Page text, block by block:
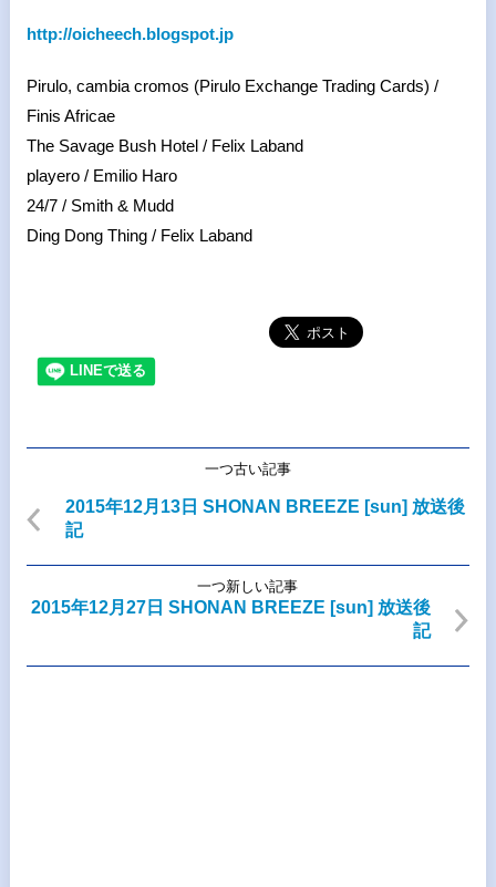
http://oicheech.blogspot.jp
Pirulo, cambia cromos (Pirulo Exchange Trading Cards) /
Finis Africae
The Savage Bush Hotel / Felix Laband
playero / Emilio Haro
24/7 / Smith & Mudd
Ding Dong Thing / Felix Laband
一つ古い記事
2015年12月13日 SHONAN BREEZE [sun] 放送後
記
一つ新しい記事
2015年12月27日 SHONAN BREEZE [sun] 放送後
記